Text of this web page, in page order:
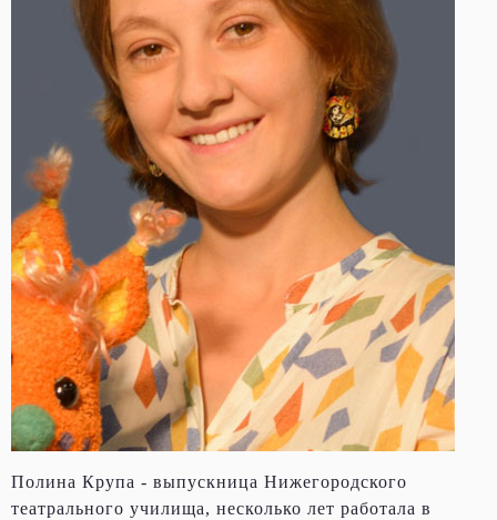
Полина Крупа - выпускница Нижегородского
театрального училища, несколько лет работала в